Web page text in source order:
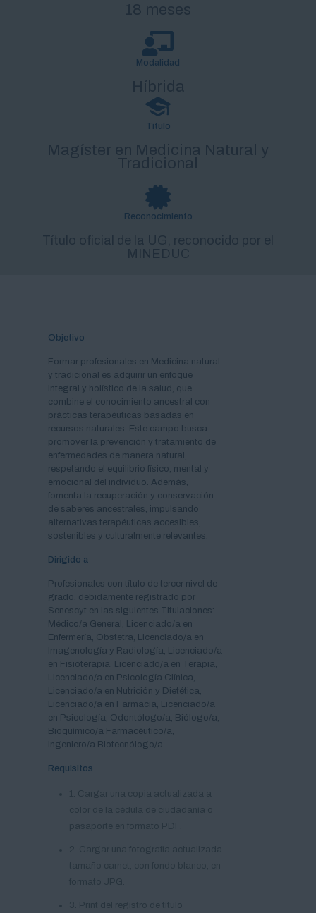
18 meses
Modalidad
Híbrida
Título
Magíster en Medicina Natural y
Tradicional
Reconocimiento
Título oficial de la UG, reconocido por el
MINEDUC
Objetivo
Formar profesionales en Medicina natural
y tradicional es adquirir un enfoque
integral y holístico de la salud, que
combine el conocimiento ancestral con
prácticas terapéuticas basadas en
recursos naturales. Este campo busca
promover la prevención y tratamiento de
enfermedades de manera natural,
respetando el equilibrio físico, mental y
emocional del individuo. Además,
fomenta la recuperación y conservación
de saberes ancestrales, impulsando
alternativas terapéuticas accesibles,
sostenibles y culturalmente relevantes.
Dirigido a
Profesionales con título de tercer nivel de
grado, debidamente registrado por
Senescyt en las siguientes Titulaciones:
Médico/a General, Licenciado/a en
Enfermería, Obstetra, Licenciado/a en
Imagenología y Radiología, Licenciado/a
en Fisioterapia, Licenciado/a en Terapia,
Licenciado/a en Psicología Clínica,
Licenciado/a en Nutrición y Dietética,
Licenciado/a en Farmacia, Licenciado/a
en Psicología, Odontólogo/a, Biólogo/a,
Bioquímico/a Farmacéutico/a,
Ingeniero/a Biotecnólogo/a.
Requisitos